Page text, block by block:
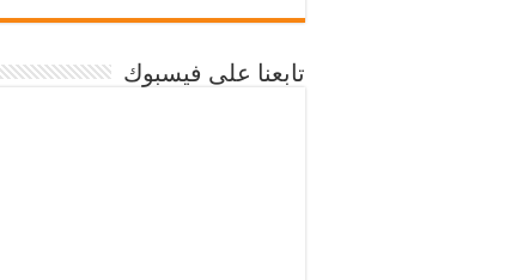
تابعنا على فيسبوك